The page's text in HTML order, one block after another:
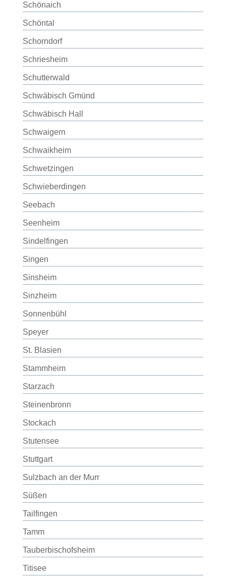
Schönaich
Schöntal
Schorndorf
Schriesheim
Schutterwald
Schwäbisch Gmünd
Schwäbisch Hall
Schwaigern
Schwaikheim
Schwetzingen
Schwieberdingen
Seebach
Seenheim
Sindelfingen
Singen
Sinsheim
Sinzheim
Sonnenbühl
Speyer
St. Blasien
Stammheim
Starzach
Steinenbronn
Stockach
Stutensee
Stuttgart
Sulzbach an der Murr
Süßen
Tailfingen
Tamm
Tauberbischofsheim
Titisee